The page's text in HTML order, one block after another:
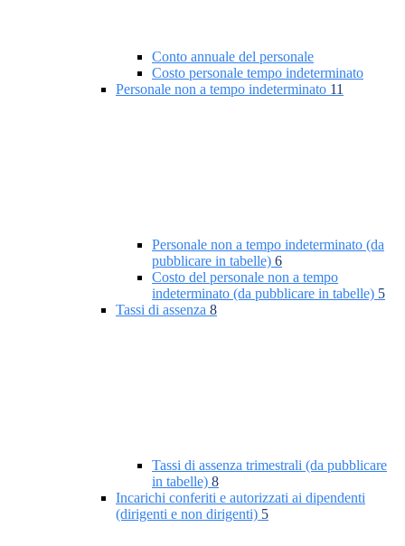
Conto annuale del personale
Costo personale tempo indeterminato
Personale non a tempo indeterminato 11
Personale non a tempo indeterminato (da
pubblicare in tabelle) 6
Costo del personale non a tempo
indeterminato (da pubblicare in tabelle) 5
Tassi di assenza 8
Tassi di assenza trimestrali (da pubblicare
in tabelle) 8
Incarichi conferiti e autorizzati ai dipendenti
(dirigenti e non dirigenti) 5